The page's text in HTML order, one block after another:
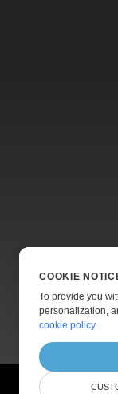
©
COOKIE
To provide you
personalization,
cookie policy.